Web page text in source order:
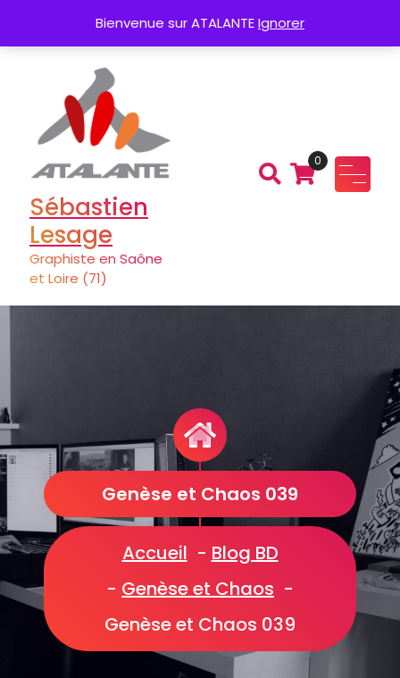
Bienvenue sur ATALANTEIgnorer
contenu
Création de Logo Charte graphique
Sébastien
Lesage
Graphiste en Saône
et Loire (71)
0
Genèse et Chaos 039
Accueil - Blog BD
- Genèse et Chaos -
Genèse et Chaos 039